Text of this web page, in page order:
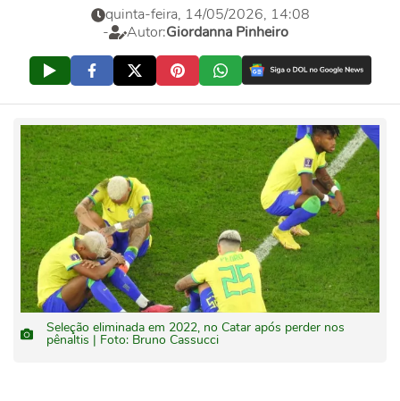
quinta-feira, 14/05/2026, 14:08
-
Autor:Giordanna Pinheiro
Seleção eliminada em 2022, no Catar após perder nos
pênaltis | Foto: Bruno Cassucci